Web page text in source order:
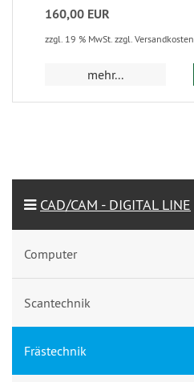
160,00 EUR
zzgl. 19 % MwSt. zzgl. Versandkosten
mehr...
CAD/CAM - DIGITAL LINE
Computer
Scantechnik
Frästechnik